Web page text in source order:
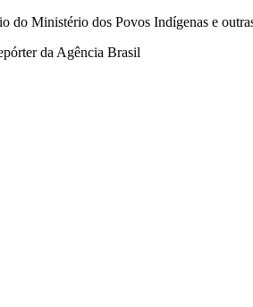
Ministério dos Povos Indígenas e
da Agência Brasil